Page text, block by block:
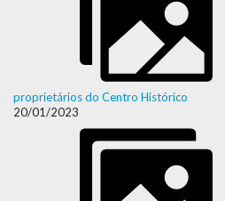
proprietários do Centro Histórico
20/01/2023